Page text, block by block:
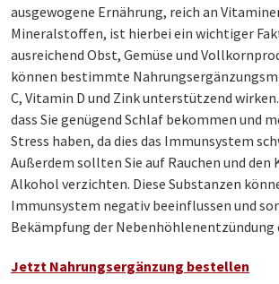
ausgewogene Ernährung, reich an
Mineralstoffen, ist hierbei ein wichtiger
ausreichend Obst, Gemüse und
können bestimmte
C, Vitamin D und Zink unterstützend
dass Sie genügend Schlaf bekommen und
Stress haben, da dies das Immunsystem
Außerdem sollten Sie auf Rauchen und den
Alkohol verzichten. Diese Substanzen
Immunsystem negativ beeinflussen und
Bekämpfung der Nebenhöhlenentzündung
Jetzt Nahrungsergänzung bestellen